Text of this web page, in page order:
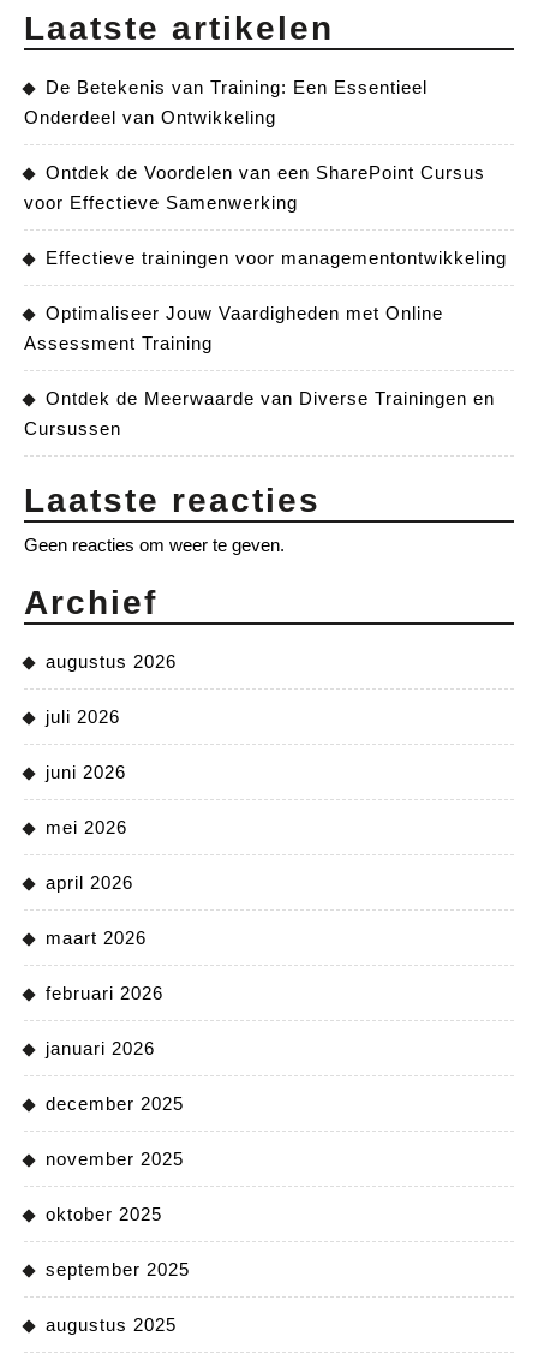
Laatste artikelen
De Betekenis van Training: Een Essentieel
Onderdeel van Ontwikkeling
Ontdek de Voordelen van een SharePoint Cursus
voor Effectieve Samenwerking
Effectieve trainingen voor managementontwikkeling
Optimaliseer Jouw Vaardigheden met Online
Assessment Training
Ontdek de Meerwaarde van Diverse Trainingen en
Cursussen
Laatste reacties
Geen reacties om weer te geven.
Archief
augustus 2026
juli 2026
juni 2026
mei 2026
april 2026
maart 2026
februari 2026
januari 2026
december 2025
november 2025
oktober 2025
september 2025
augustus 2025